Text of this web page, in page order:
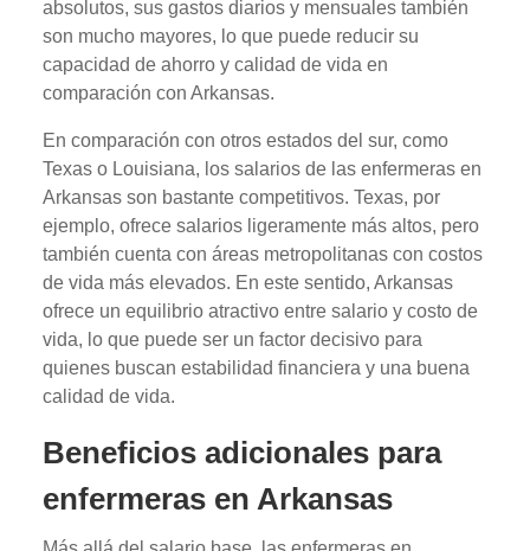
absolutos, sus gastos diarios y mensuales también
son mucho mayores, lo que puede reducir su
capacidad de ahorro y calidad de vida en
comparación con Arkansas.
En comparación con otros estados del sur, como
Texas o Louisiana, los salarios de las enfermeras en
Arkansas son bastante competitivos. Texas, por
ejemplo, ofrece salarios ligeramente más altos, pero
también cuenta con áreas metropolitanas con costos
de vida más elevados. En este sentido, Arkansas
ofrece un equilibrio atractivo entre salario y costo de
vida, lo que puede ser un factor decisivo para
quienes buscan estabilidad financiera y una buena
calidad de vida.
Beneficios adicionales para
enfermeras en Arkansas